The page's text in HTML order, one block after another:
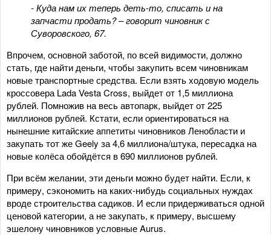
- Куда нам их теперь деть-то, списать и на
запчасти продать? – говорит чиновник с
Суворовского, 67.
Впрочем, основной заботой, по всей видимости, должно
стать, где найти деньги, чтобы закупить всем чиновникам
новые транспортные средства. Если взять ходовую модель
кроссовера Lada Vesta Cross, выйдет от 1,5 миллиона
рублей. Помножив на весь автопарк, выйдет от 225
миллионов рублей. Кстати, если ориентироваться на
нынешние китайские аппетиты чиновников Ленобласти и
закупать тот же Geely за 4,6 миллиона/штука, пересадка на
новые колёса обойдётся в 690 миллионов рублей.
При всём желании, эти деньги можно будет найти. Если, к
примеру, сэкономить на каких-нибудь социальных нуждах
вроде строительства садиков. И если придерживаться одной
ценовой категории, а не закупать, к примеру, высшему
эшелону чиновников условные Aurus.